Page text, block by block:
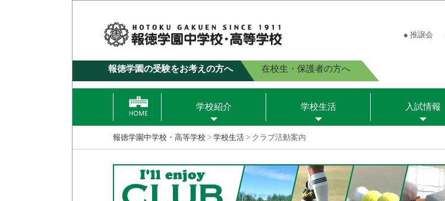
● 推譲会
報徳学園の受験をお考えの方へ 在校生・保護者の方へ
学校紹介 学校生活 入試情報
報徳学園中学校・高等学校 > 学校生活 > クラブ活動案内